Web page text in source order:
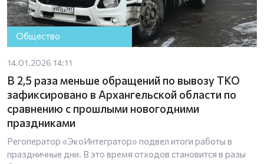
Общество
14.01.2026 14:11
В 2,5 раза меньше обращений по вывозу ТКО
зафиксировано в Архангельской области по
сравнению с прошлыми новогодними
праздниками
Регоператор «ЭкоИнтегратор» подвел итоги работы в
праздничные дни. В это время отходов становится в разы